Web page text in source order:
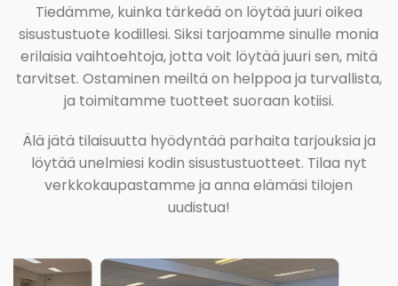
Tiedämme, kuinka tärkeää on löytää juuri oikea
sisustustuote kodillesi. Siksi tarjoamme sinulle monia
erilaisia vaihtoehtoja, jotta voit löytää juuri sen, mitä
tarvitset. Ostaminen meiltä on helppoa ja turvallista,
ja toimitamme tuotteet suoraan kotiisi.
Älä jätä tilaisuutta hyödyntää parhaita tarjouksia ja
löytää unelmiesi kodin sisustustuotteet. Tilaa nyt
verkkokaupastamme ja anna elämäsi tilojen
uudistua!